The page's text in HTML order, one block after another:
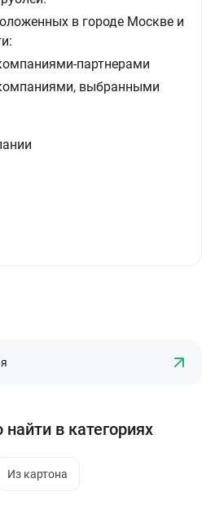
в городе Москве и
партнерами
выбранными
в категориях
Из картона